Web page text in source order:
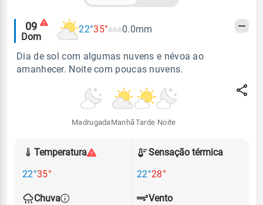
Alertas
meteorológicos
09
Dom
22°35° 0.0mm
Dia de sol com algumas nuvens e névoa ao
amanhecer. Noite com poucas nuvens.
Madrugada Manhã Tarde Noite
Temperatura
22°35°
Sensação térmica
22°28°
Chuva
Vento